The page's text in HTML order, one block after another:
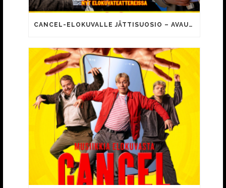
CANCEL-ELOKUVALLE JÄTTISUOSIO – AVAUSPÄIVÄNÄ JO 15 492 KATSOJAA!